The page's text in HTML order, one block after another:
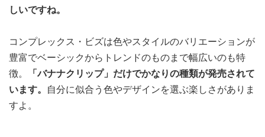
しいですね。
コンプレックス・ビズは色やスタイルのバリエーションが
豊富でベーシックからトレンドのものまで幅広いのも特
徴。
「バナナクリップ」だけでかなりの種類が発売されて
います。
自分に似合う色やデザインを選ぶ楽しさがありま
すよ。